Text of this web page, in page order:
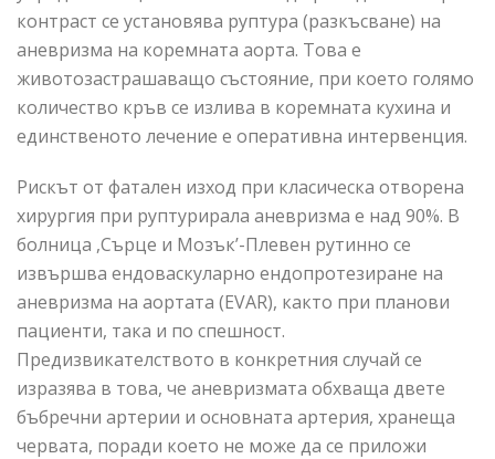
контраст се установява руптура (разкъсване) на
аневризма на коремната аорта. Това е
животозастрашаващо състояние, при което голямо
количество кръв се излива в коремната кухина и
единственото лечение е оперативна интервенция.
Рискът от фатален изход при класическа отворена
хирургия при руптурирала аневризма е над 90%. В
болница ,Сърце и Мозък’-Плевен рутинно се
извършва ендоваскуларно ендопротезиране на
аневризма на аортата (EVAR), както при планови
пациенти, така и по спешност.
Предизвикателството в конкретния случай се
изразява в това, че аневризмата обхваща двете
бъбречни артерии и основната артерия, хранеща
червата, поради което не може да се приложи